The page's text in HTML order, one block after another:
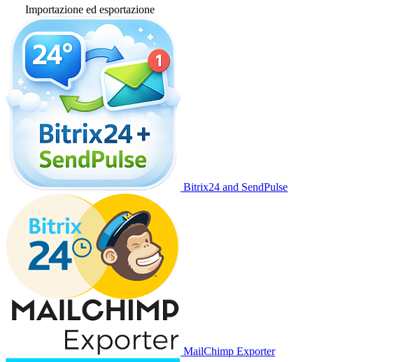
Importazione ed esportazione
Bitrix24 and SendPulse
MailChimp Exporter